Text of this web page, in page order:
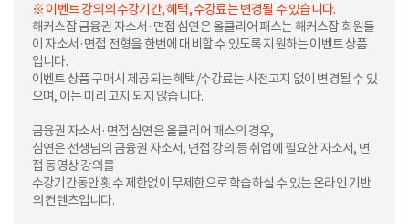
※ 이벤트 강의의 수강기간, 혜택, 수강료는 변경될 수 있습니다.
해커스잡 금융권 자소서·면접 심연은 올클리어 패스는 해커스잡 회원들
이 자소서·면접 전형을 한번에 대비할 수 있도록 지원하는 이벤트 상품
입니다.
이벤트 상품 구매시 제공되는 혜택/수강료는 사전고지 없이 변경될 수 있
으며, 이는 미리 고지 되지 않습니다.
금융권 자소서·면접 심연은 올클리어 패스의 경우,
심연은 선생님의 금융권 자소서, 면접 강의 등 취업에 필요한 자소서, 면
접 동영상 강의를
수강기간동안 횟수 제한없이 무제한으로 학습하실 수 있는 온라인 기반
의 컨텐츠입니다.